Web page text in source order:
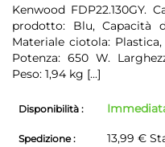
Kenwood FDP22.130GY.
prodotto: Blu, Capacità
Materiale ciotola:
Potenza: 650 W.
Peso: 1,94 kg [...]
Disponibilità :
Spedizione : 13,99 €